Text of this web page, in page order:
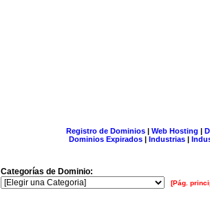
Registro de Dominios| Web Hosting |
Dominios Expirados | Industrias |
Categorías de Dominio:
[Pág.